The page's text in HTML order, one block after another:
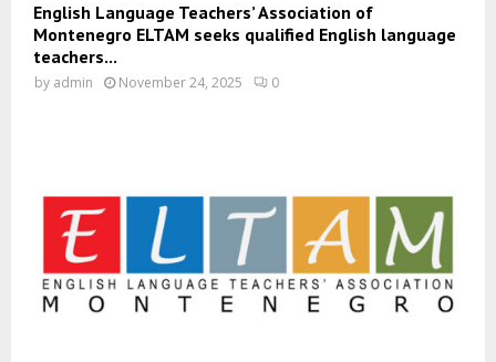
English Language Teachers’ Association of
Montenegro ELTAM seeks qualified English language
teachers...
by admin November 24, 2025 0